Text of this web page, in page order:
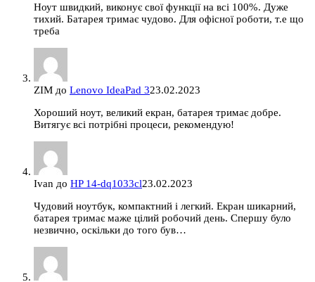
Ноут швидкий, виконує свої функції на всі 100%. Дуже
тихий. Батарея тримає чудово. Для офісної роботи, т.е що
треба
ZIM до Lenovo IdeaPad 323.02.2023
Хороший ноут, великий екран, батарея тримає добре.
Витягує всі потрібні процеси, рекомендую!
Ivan до HP 14-dq1033cl23.02.2023
Чудовий ноутбук, компактний і легкий. Екран шикарний,
батарея тримає маже цілий робочий день. Спершу було
незвично, оскільки до того був…